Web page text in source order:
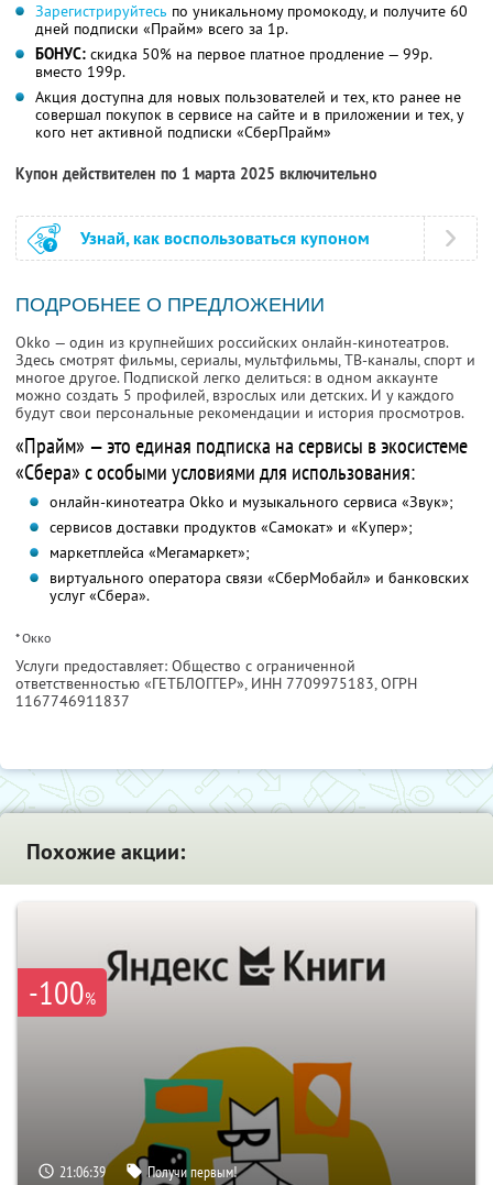
Зарегистрируйтесь по уникальному промокоду, и получите 60
дней подписки «Прайм» всего за 1р.
БОНУС: скидка 50% на первое платное продление — 99р.
вместо 199р.
Акция доступна для новых пользователей и тех, кто ранее не
совершал покупок в сервисе на сайте и в приложении и тех, у
кого нет активной подписки «СберПрайм»
Купон действителен по 1 марта 2025 включительно
Узнай, как воспользоваться купоном
ПОДРОБНЕЕ О ПРЕДЛОЖЕНИИ
Okko — один из крупнейших российских онлайн-кинотеатров.
Здесь смотрят фильмы, сериалы, мультфильмы, ТВ-каналы, спорт и
многое другое. Подпиской легко делиться: в одном аккаунте
можно создать 5 профилей, взрослых или детских. И у каждого
будут свои персональные рекомендации и история просмотров.
«Прайм» — это единая подписка на сервисы в экосистеме
«Сбера» с особыми условиями для использования:
онлайн-кинотеатра Okko и музыкального сервиса «Звук»;
сервисов доставки продуктов «Самокат» и «Купер»;
маркетплейса «Мегамаркет»;
виртуального оператора связи «СберМобайл» и банковских
услуг «Сбера».
* Окко
Услуги предоставляет: Общество с ограниченной
ответственностью «ГЕТБЛОГГЕР», ИНН 7709975183, ОГРН
1167746911837
Похожие акции:
-100%
21:06:38 Получи первым!